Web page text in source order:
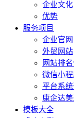
企业文化
优势
服务项目
企业官网
外贸网站
网站排
微信小
平台系
康企达
模板大全